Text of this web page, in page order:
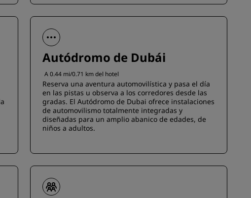
Autódromo de Dubái
A 0.44 mi/0.71 km del hotel
Reserva una aventura automovilística y pasa el día
en las pistas u observa a los corredores desde las
gradas. El Autódromo de Dubai ofrece instalaciones
de automovilismo totalmente integradas y
diseñadas para un amplio abanico de edades, de
niños a adultos.